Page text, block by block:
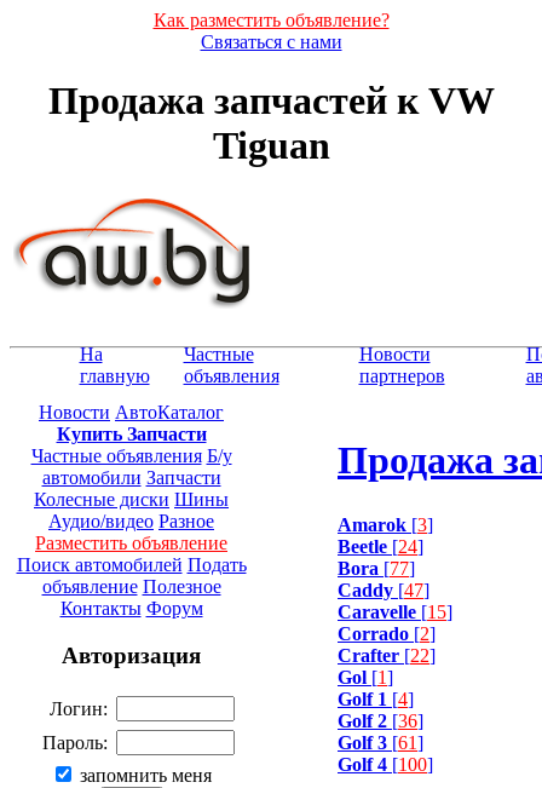
Как разместить объявление?
Связаться с нами
Продажа запчастей к VW
Tiguan
На
главную
Частные
объявления
Новости
партнеров
Новости АвтоКаталог
Купить Запчасти
Частные объявления Б/у
автомобили Запчасти
Колесные диски Шины
Аудио/видео Разное
Разместить объявление
Поиск автомобилей Подать
объявление Полезное
Контакты Форум
Авторизация
Логин:
Пароль:
запомнить меня
Продажа
Amarok [3]
Beetle [24]
Bora [77]
Caddy [47]
Caravelle [15]
Corrado [2]
Crafter [22]
Gol [1]
Golf 1 [4]
Golf 2 [36]
Golf 3 [61]
Golf 4 [100]